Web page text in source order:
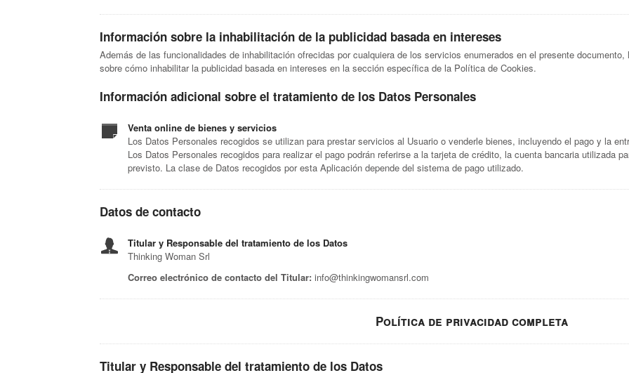
Información sobre la inhabilitación de la publicidad basada en intereses
Además de las funcionalidades de inhabilitación ofrecidas por cualquiera de los servicios enumerados en el presente
sobre cómo inhabilitar la publicidad basada en intereses en la sección específica de la Política de Cookies.
Información adicional sobre el tratamiento de los Datos Personales
Venta online de bienes y servicios
Los Datos Personales recogidos se utilizan para prestar servicios al Usuario o venderle bienes, incluyendo el pago y la
Los Datos Personales recogidos para realizar el pago podrán referirse a la tarjeta de crédito, la cuenta bancaria utilizada
previsto. La clase de Datos recogidos por esta Aplicación depende del sistema de pago utilizado.
Datos de contacto
Titular y Responsable del tratamiento de los Datos
Thinking Woman Srl
Correo electrónico de contacto del Titular: info@thinkingwomansrl.com
Política de privacidad completa
Titular y Responsable del tratamiento de los Datos